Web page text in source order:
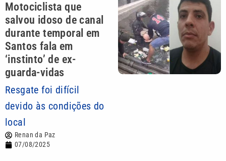
Motociclista que
salvou idoso de canal
durante temporal em
Santos fala em
‘instinto’ de ex-
guarda-vidas
Resgate foi difícil
devido às condições do
local
Renan da Paz
07/08/2025